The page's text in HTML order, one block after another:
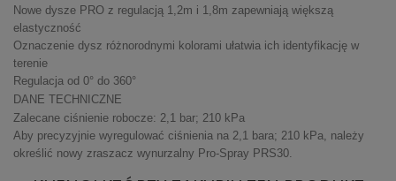
Nowe dysze PRO z regulacją 1,2m i 1,8m zapewniają większą
elastyczność
Oznaczenie dysz różnorodnymi kolorami ułatwia ich identyfikację w
terenie
Regulacja od 0° do 360°
DANE TECHNICZNE
Zalecane ciśnienie robocze: 2,1 bar; 210 kPa
Aby precyzyjnie wyregulować ciśnienia na 2,1 bara; 210 kPa, należy
określić nowy zraszacz wynurzalny Pro-Spray PRS30.